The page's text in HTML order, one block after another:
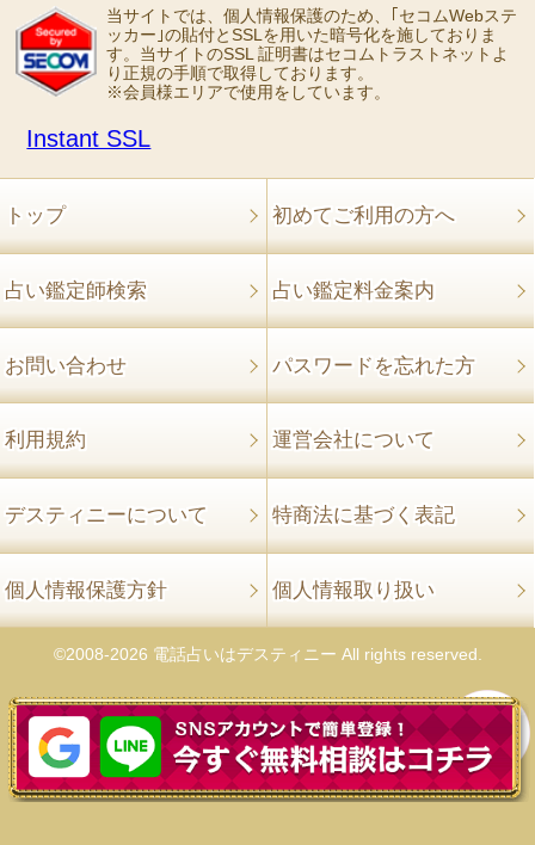
当サイトでは、個人情報保護のため、｢セコムWebステ
ッカー｣の貼付とSSLを用いた暗号化を施しておりま
す。当サイトのSSL 証明書はセコムトラストネットよ
り正規の手順で取得しております。
※会員様エリアで使用をしています。
Instant SSL
トップ 初めてご利用の方へ
占い鑑定師検索 占い鑑定料金案内
お問い合わせ パスワードを忘れた方
利用規約 運営会社について
デスティニーについて 特商法に基づく表記
個人情報保護方針 個人情報取り扱い
©2008-2026 電話占いはデスティニー All rights reserved.